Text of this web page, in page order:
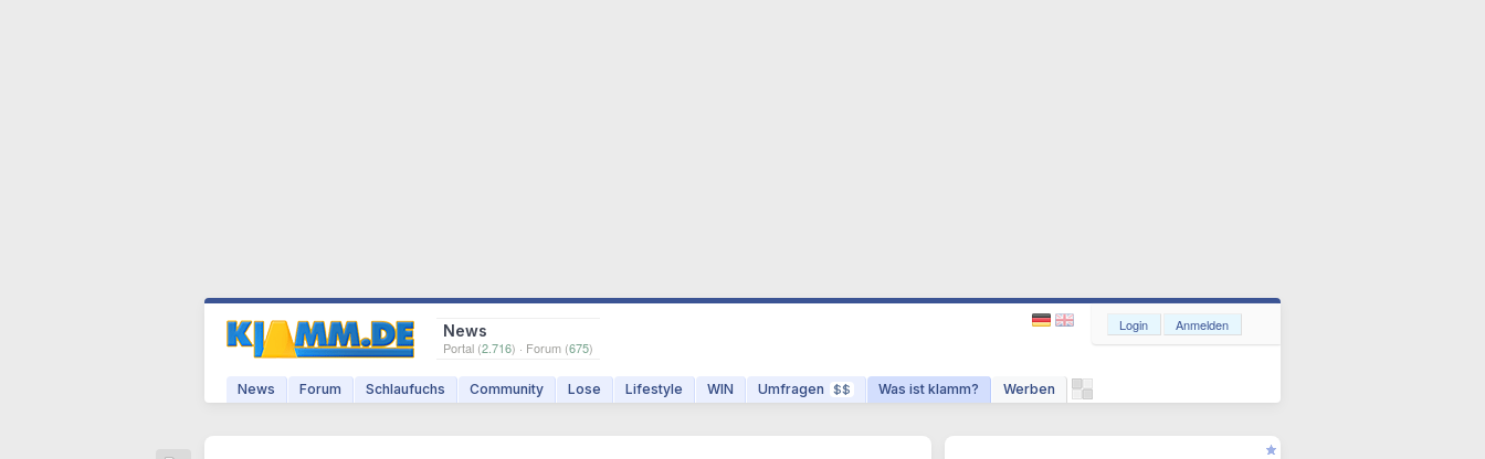
News
Portal (2.716) · Forum (675)
News Forum Schlaufuchs Community Lose Lifestyle WIN Umfragen $$ Was ist klamm? Werben
Login Anmelden